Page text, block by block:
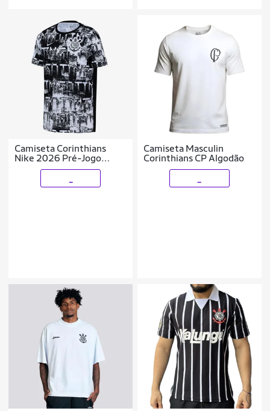
Camiseta Corinthians
Nike 2026 Pré-Jogo
Infantil
Camiseta Masculin
Corinthians CP Algodão